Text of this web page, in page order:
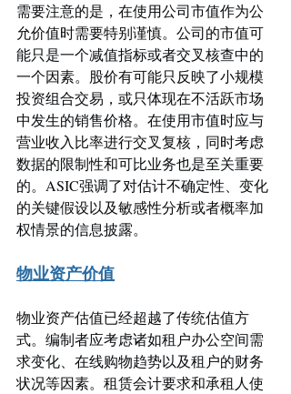
需要注意的是，在使用公司市值作为公
允价值时需要特别谨慎。公司的市值可
能只是一个减值指标或者交叉核查中的
一个因素。股价有可能只反映了小规模
投资组合交易，或只体现在不活跃市场
中发生的销售价格。在使用市值时应与
营业收入比率进行交叉复核，同时考虑
数据的限制性和可比业务也是至关重要
的。ASIC强调了对估计不确定性、变化
的关键假设以及敏感性分析或者概率加
权情景的信息披露。
物业资产价值
物业资产估值已经超越了传统估值方
式。编制者应考虑诸如租户办公空间需
求变化、在线购物趋势以及租户的财务
状况等因素。租赁会计要求和承租人使